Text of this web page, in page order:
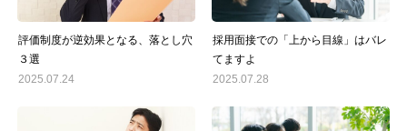
評価制度が逆効果となる、落とし穴
３選
2025.07.24
採用面接での「上から目線」はバレ
てますよ
2025.07.28